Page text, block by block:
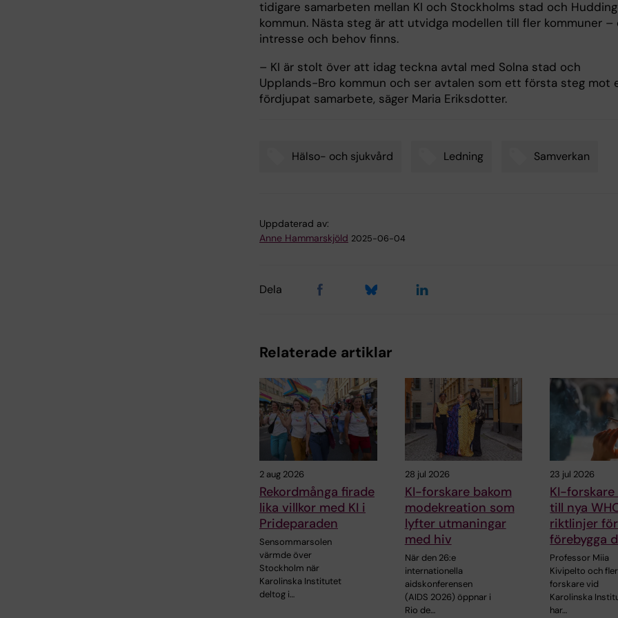
tidigare samarbeten mellan KI och Stockholms stad och
kommun. Nästa steg är att utvidga modellen till fler kommuner –
intresse och behov finns.
– KI är stolt över att idag teckna avtal med Solna stad och
Upplands-Bro kommun och ser avtalen som ett första steg mot
fördjupat samarbete, säger Maria Eriksdotter.
Hälso- och sjukvård Ledning Samverkan
Uppdaterad av:
Anne Hammarskjöld 2025-06-04
Dela
Relaterade artiklar
2 aug 2026
Rekordmånga firade
lika villkor med KI i
Prideparaden
Sensommarsolen
värmde över
Stockholm när
Karolinska Institutet
deltog i…
28 jul 2026
KI-forskare bakom
modekreation som
lyfter utmaningar
med hiv
När den 26:e
internationella
aidskonferensen
(AIDS 2026) öppnar i
Rio de…
23 jul 2026
KI-
till nya
riktlinjer
förebygga
Professor Miia
Kivipelto och
forskare vid
Karolinska
har…